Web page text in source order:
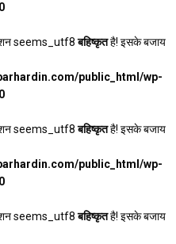
seems_utf8बहिष्कृतहै! इसके बजाय
public_html/wp-
seems_utf8बहिष्कृतहै! इसके बजाय
public_html/wp-
seems_utf8बहिष्कृतहै! इसके बजाय